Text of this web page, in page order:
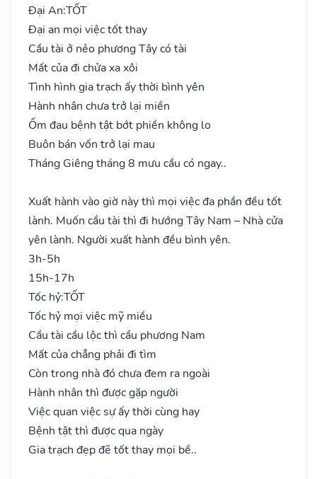
Đại An:TỐT
Đại an mọi việc tốt thay
Cầu tài ở nẻo phương Tây có tài
Mất của đi chửa xa xôi
Tình hình gia trạch ấy thời bình yên
Hành nhân chưa trở lại miền
Ốm đau bệnh tật bớt phiền không lo
Buôn bán vốn trở lại mau
Tháng Giêng tháng 8 mưu cầu có ngay..
Xuất hành vào giờ này thì mọi việc đa phần đều tốt
lành. Muốn cầu tài thì đi hướng Tây Nam – Nhà cửa
yên lành. Người xuất hành đều bình yên.
3h-5h
15h-17h
Tốc hỷ:TỐT
Tốc hỷ mọi việc mỹ miều
Cầu tài cầu lộc thì cầu phương Nam
Mất của chẳng phải đi tìm
Còn trong nhà đó chưa đem ra ngoài
Hành nhân thì được gặp người
Việc quan việc sự ấy thời cùng hay
Bệnh tật thì được qua ngày
Gia trạch đẹp đẽ tốt thay mọi bề..